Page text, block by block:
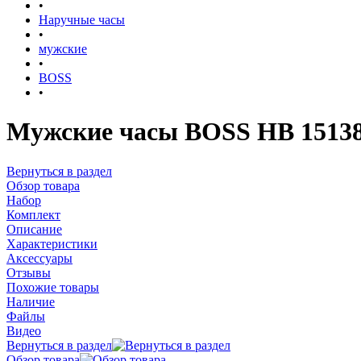
•
Наручные часы
•
мужские
•
BOSS
•
Мужские часы BOSS HB
Вернуться в раздел
Обзор товара
Набор
Комплект
Описание
Характеристики
Аксессуары
Отзывы
Похожие товары
Наличие
Файлы
Видео
Вернуться в раздел